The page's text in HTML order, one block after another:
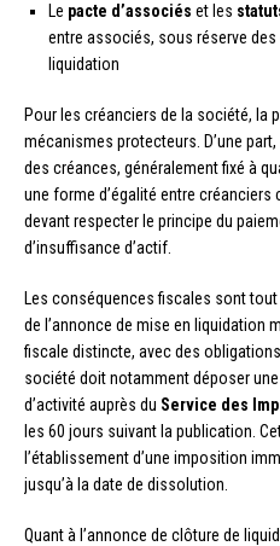
Le pacte d’associés et les
entre associés, sous réserve
liquidation
Pour les créanciers de la société, la
mécanismes protecteurs. D’une
des créances, généralement fixé à
une forme d’égalité entre créanciers
devant respecter le principe du
d’insuffisance d’actif.
Les conséquences fiscales sont
de l’annonce de mise en liquidation
fiscale distincte, avec des
société doit notamment déposer
d’activité auprès du Service des
les 60 jours suivant la publication.
l’établissement d’une imposition
jusqu’à la date de dissolution.
Quant à l’annonce de clôture de